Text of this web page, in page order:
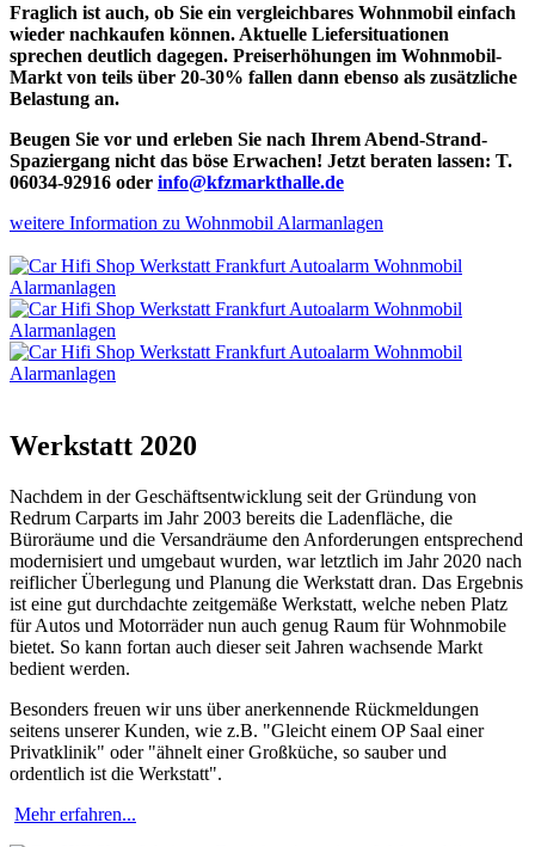
Fraglich ist auch, ob Sie ein vergleichbares Wohnmobil einfach
wieder nachkaufen können. Aktuelle Liefersituationen
sprechen deutlich dagegen. Preiserhöhungen im Wohnmobil-
Markt von teils über 20-30% fallen dann ebenso als zusätzliche
Belastung an.
Beugen Sie vor und erleben Sie nach Ihrem Abend-Strand-
Spaziergang nicht das böse Erwachen! Jetzt beraten lassen: T.
06034-92916 oder info@kfzmarkthalle.de
weitere Information zu Wohnmobil Alarmanlagen
Werkstatt 2020
Nachdem in der Geschäftsentwicklung seit der Gründung von
Redrum Carparts im Jahr 2003 bereits die Ladenfläche, die
Büroräume und die Versandräume den Anforderungen entsprechend
modernisiert und umgebaut wurden, war letztlich im Jahr 2020 nach
reiflicher Überlegung und Planung die Werkstatt dran. Das Ergebnis
ist eine gut durchdachte zeitgemäße Werkstatt, welche neben Platz
für Autos und Motorräder nun auch genug Raum für Wohnmobile
bietet. So kann fortan auch dieser seit Jahren wachsende Markt
bedient werden.
Besonders freuen wir uns über anerkennende Rückmeldungen
seitens unserer Kunden, wie z.B. "Gleicht einem OP Saal einer
Privatklinik" oder "ähnelt einer Großküche, so sauber und
ordentlich ist die Werkstatt".
Mehr erfahren...